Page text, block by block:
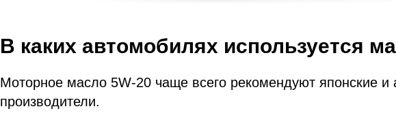
В каких автомобилях используется
Моторное масло 5W-20 чаще всего рекомендуют японские и
производители.